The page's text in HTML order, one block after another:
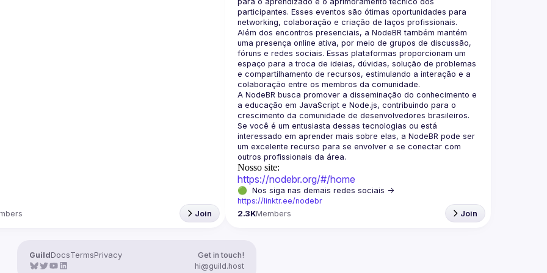
Join
participantes. Esses eventos são ótimas oportunidades para
Além dos encontros presenciais, a NodeBR também mantém
uma presença online ativa, por meio de grupos de discussão,
fóruns e redes sociais. Essas plataformas proporcionam um
espaço para a troca de ideias, dúvidas, solução de problemas
e compartilhamento de recursos, estimulando a interação e a
A NodeBR busca promover a disseminação do conhecimento e
a educação em JavaScript e Node.js, contribuindo para o
crescimento da comunidade de desenvolvedores brasileiros.
Se você é um entusiasta dessas tecnologias ou está
interessado em aprender mais sobre elas, a NodeBR pode ser
um excelente recurso para se envolver e se conectar com
Nosso site:
https://nodebr.org/#/home
https://linktr.ee/nodebr
2.3KMembers Join
GuildDocsTermsPrivacy
Get in touch!
hi@guild.host